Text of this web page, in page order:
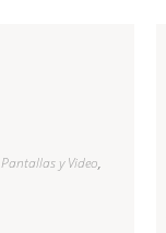
Pantallas y Video,